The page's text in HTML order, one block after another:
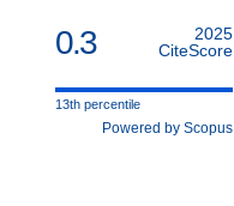
0.3
2025
CiteScore
13th percentile
Powered by Scopus